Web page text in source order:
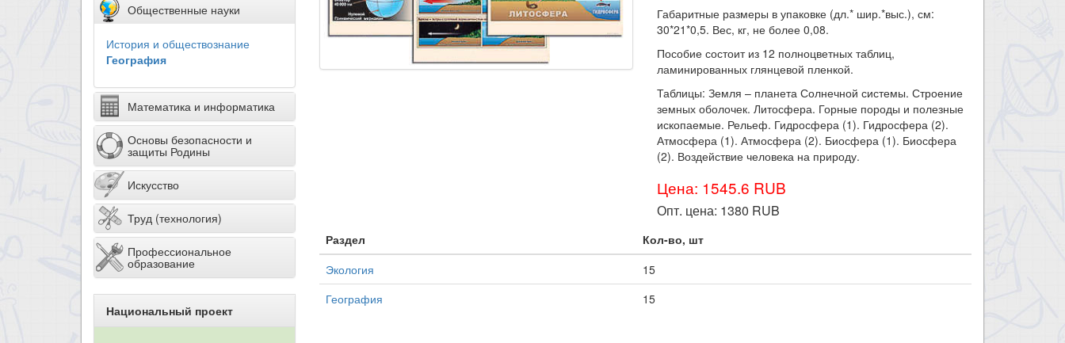
Общественные науки
История и обществознание
География
Математика и информатика
Основы безопасности и
защиты Родины
Искусство
Труд (технология)
Профессиональное
образование
Национальный проект
Габаритные размеры в упаковке (дл.* шир.*выс.), см:
30*21*0,5. Вес, кг, не более 0,08.
Пособие состоит из 12 полноцветных таблиц,
ламинированных глянцевой пленкой.
Таблицы: Земля – планета Солнечной системы. Строение
земных оболочек. Литосфера. Горные породы и полезные
ископаемые. Рельеф. Гидросфера (1). Гидросфера (2).
Атмосфера (1). Атмосфера (2). Биосфера (1). Биосфера
(2). Воздействие человека на природу.
Цена: 1545.6 RUB
Опт. цена: 1380 RUB
Раздел
Кол-во, шт
Экология
15
География
15